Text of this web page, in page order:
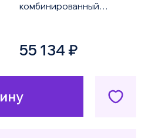
комбинированный
2KW объемом 150 литров
55 134 ₽